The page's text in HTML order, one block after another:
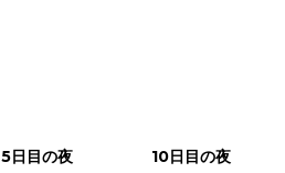
5日目の夜 10日目の夜